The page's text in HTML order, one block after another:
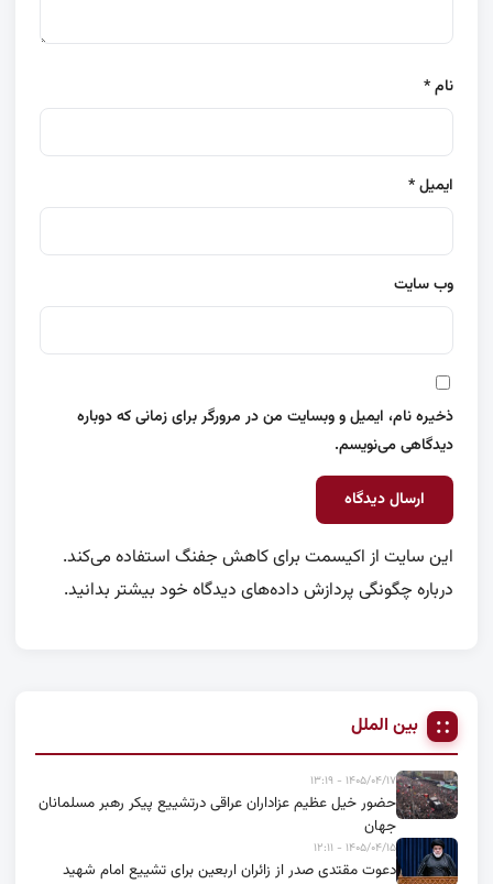
بین الملل
۱۴۰۵/۰۴/۱۷ - ۱۳:۱۹
حضور خیل عظیم عزاداران عراقی درتشییع پیکر رهبر مسلمانان
جهان
۱۴۰۵/۰۴/۱۵ - ۱۲:۱۱
دعوت مقتدی صدر از زائران اربعین برای تشییع امام شهید
نام*
ایمیل*
وب‌ سایت
ذخیره نام، ایمیل و وبسایت من در مرورگر برای زمانی که دوباره
دیدگاهی می‌نویسم.
این سایت از اکیسمت برای کاهش جفنگ استفاده می‌کند.
درباره چگونگی پردازش داده‌های دیدگاه خود بیشتر بدانید.